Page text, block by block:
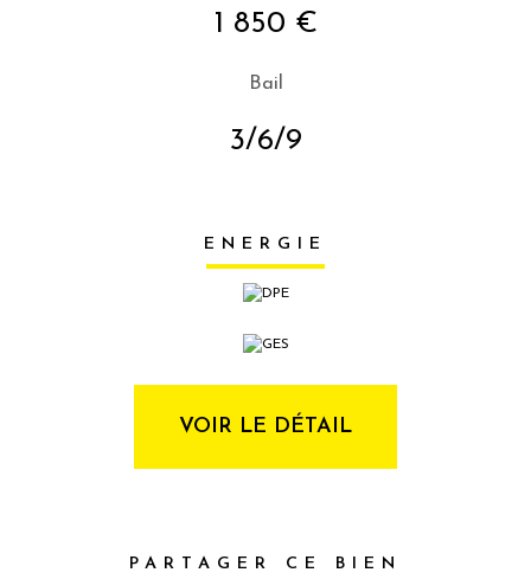
1 850 €
Bail
3/6/9
ENERGIE
VOIR LE DÉTAIL
PARTAGER CE BIEN